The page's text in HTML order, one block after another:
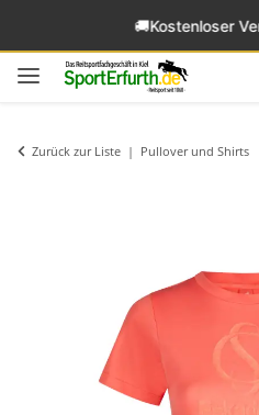
🚚Kostenloser
Zurück zur Liste Pullover und Shirts